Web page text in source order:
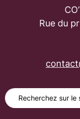
Rue du